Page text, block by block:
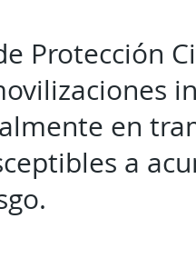
Protección
en
a